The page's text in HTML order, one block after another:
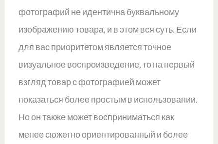
фотографий не идентична буквальному
изображению товара, и в этом вся суть. Если
для вас приоритетом является точное
визуальное воспроизведение, то на первый
взгляд товар с фотографией может
показаться более простым в использовании.
Но он также может восприниматься как
менее сюжетно ориентированный и более